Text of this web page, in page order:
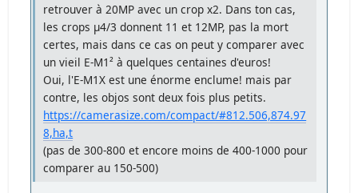
retrouver à 20MP avec un crop x2. Dans ton cas,
les crops µ4/3 donnent 11 et 12MP, pas la mort
certes, mais dans ce cas on peut y comparer avec
un vieil E-M1² à quelques centaines d'euros!
Oui, l'E-M1X est une énorme enclume! mais par
contre, les objos sont deux fois plus petits.
https://camerasize.com/compact/#812.506,874.97
8,ha,t
(pas de 300-800 et encore moins de 400-1000 pour
comparer au 150-500)